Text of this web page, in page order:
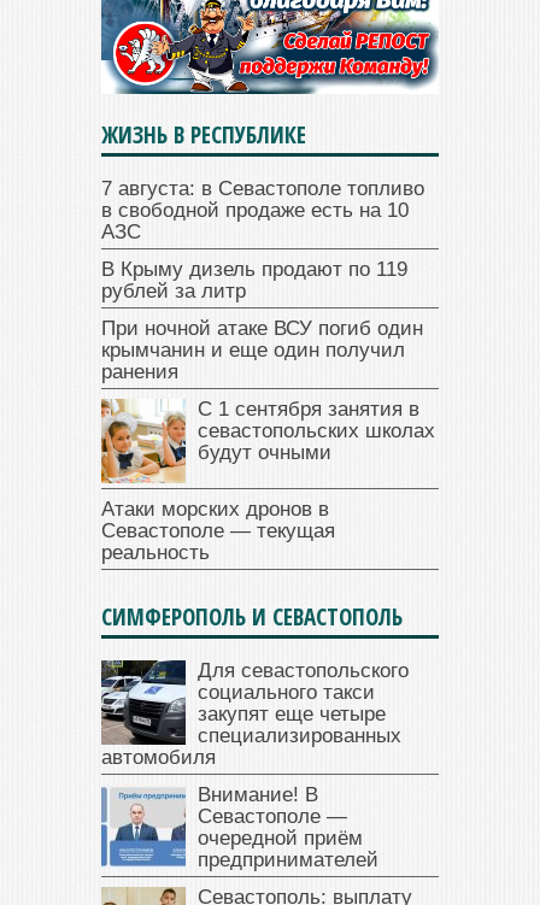
ЖИЗНЬ В РЕСПУБЛИКЕ
7 августа: в Севастополе топливо
в свободной продаже есть на 10
АЗС
В Крыму дизель продают по 119
рублей за литр
При ночной атаке ВСУ погиб один
крымчанин и еще один получил
ранения
С 1 сентября занятия в
севастопольских школах
будут очными
Атаки морских дронов в
Севастополе — текущая
реальность
СИМФЕРОПОЛЬ И СЕВАСТОПОЛЬ
Для севастопольского
социального такси
закупят еще четыре
специализированных
автомобиля
Внимание! В
Севастополе —
очередной приём
предпринимателей
Севастополь: выплату